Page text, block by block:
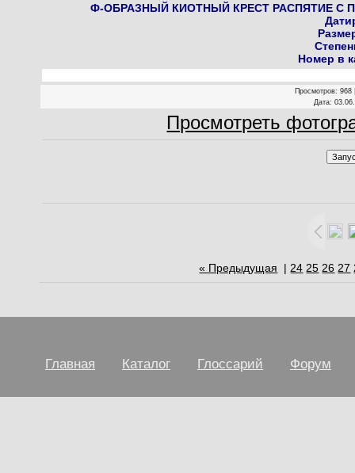
Ф-ОБРАЗНЫЙ КИОТНЫЙ КРЕСТ РАСПЯТИЕ С
Номер в
Просмотров: 968
Дата:
Просмотреть
« Предыдущая | 24 25 26 27
Главная Каталог Глоссарий Форум